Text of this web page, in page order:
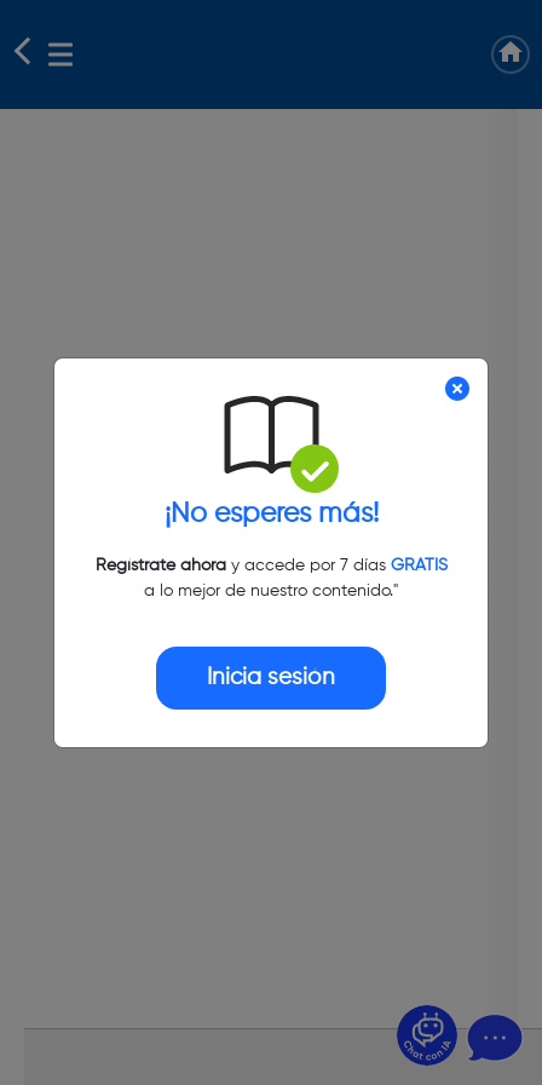
¡No esperes más!
Regístrate ahoray accede por 7 días GRATIS
a lo mejor de nuestro contenido."
Inicia sesión